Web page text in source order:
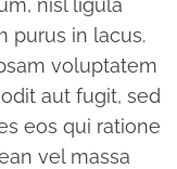
nisl ligula
purus in lacus.
voluptatem
aut fugit, sed
eos qui ratione
vel massa